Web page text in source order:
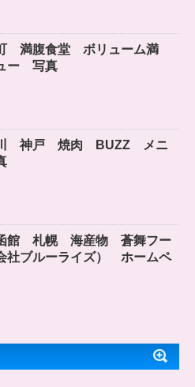
満腹食堂 ボリューム満
ー 写真
神戸 焼肉 BUZZ メニ
館 札幌 海産物 蒼舞フー
社ブルーライズ） ホームペ